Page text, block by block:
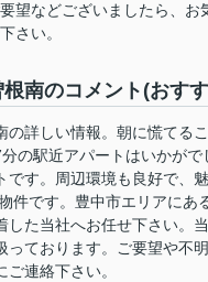
望などございましたら、お
さい。
南のコメント(おす
の詳しい情報。朝に慌てる
の駅近アパートはいかがで
です。周辺環境も良好で、
件です。豊中市エリアにあ
した当社へお任せ下さい。
っております。ご要望や不
ご連絡下さい。